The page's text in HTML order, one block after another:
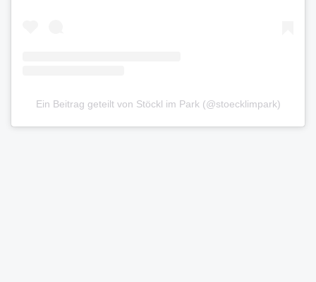
Ein Beitrag geteilt von Stöckl im Park (@stoecklimpark)